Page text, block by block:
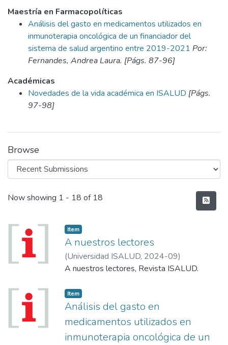
Maestría en Farmacopolíticas
Análisis del gasto en medicamentos utilizados en
inmunoterapia oncológica de un financiador del
sistema de salud argentino entre 2019-2021 Por:
Fernandes, Andrea Laura. [Págs. 87-96]
Académicas
Novedades de la vida académica en ISALUD [Págs.
97-98]
Browse
Recent Submissions
Now showing 1 - 18 of 18
Item
A nuestros lectores
(Universidad ISALUD, 2024-09)
A nuestros lectores, Revista ISALUD.
Item
Análisis del gasto en
medicamentos utilizados en
inmunoterapia oncológica de un